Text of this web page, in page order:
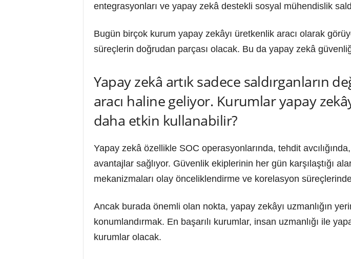
entegrasyonları ve yapay zekâ destekli sosyal mühendislik
Bugün birçok kurum yapay zekâyı üretkenlik aracı olarak
süreçlerin doğrudan parçası olacak. Bu da yapay zekâ
Yapay zekâ artık sadece saldırganların
aracı haline geliyor. Kurumlar yapay
daha etkin kullanabilir?
Yapay zekâ özellikle SOC operasyonlarında, tehdit
avantajlar sağlıyor. Güvenlik ekiplerinin her gün karşılaştığı
mekanizmaları olay önceliklendirme ve korelasyon
Ancak burada önemli olan nokta, yapay zekâyı uzmanlığın
konumlandırmak. En başarılı kurumlar, insan uzmanlığı ile
kurumlar olacak.